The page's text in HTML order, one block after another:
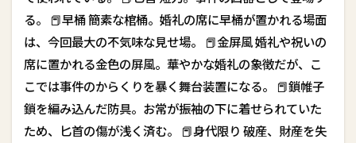
る。 📕早桶 簡素な棺桶。婚礼の席に早桶が置かれる場面
は、今回最大の不気味な見せ場。 📕金屏風 婚礼や祝いの
席に置かれる金色の屏風。華やかな婚礼の象徴だが、こ
こでは事件のからくりを暴く舞台装置になる。 📕鎖帷子
鎖を編み込んだ防具。お常が振袖の下に着せられていた
ため、匕首の傷が浅く済む。 📕身代限り 破産、財産を失